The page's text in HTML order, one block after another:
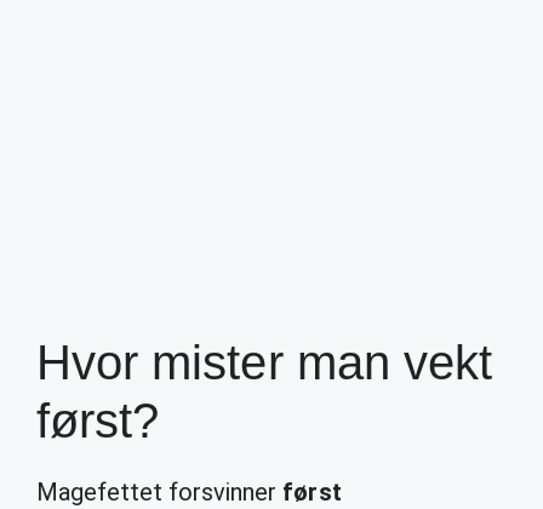
Hvor mister man vekt
først?
Magefettet forsvinner først